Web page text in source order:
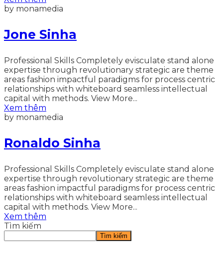
by monamedia
Jone Sinha
Professional Skills Completely evisculate stand alone
expertise through revolutionary strategic are theme
areas fashion impactful paradigms for process centric
relationships with whiteboard seamless intellectual
capital with methods. View More...
Xem thêm
by monamedia
Ronaldo Sinha
Professional Skills Completely evisculate stand alone
expertise through revolutionary strategic are theme
areas fashion impactful paradigms for process centric
relationships with whiteboard seamless intellectual
capital with methods. View More...
Xem thêm
Tìm kiếm
Tìm kiếm